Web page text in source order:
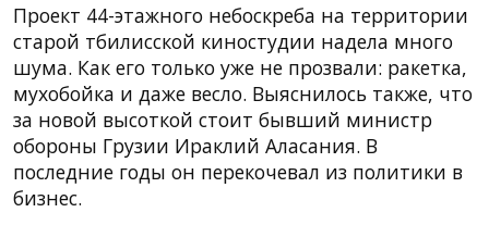
Проект 44-этажного небоскреба на территории
старой тбилисской киностудии надела много
шума. Как его только уже не прозвали: ракетка,
мухобойка и даже весло. Выяснилось также, что
за новой высоткой стоит бывший министр
обороны Грузии Ираклий Аласания. В
последние годы он перекочевал из политики в
бизнес.